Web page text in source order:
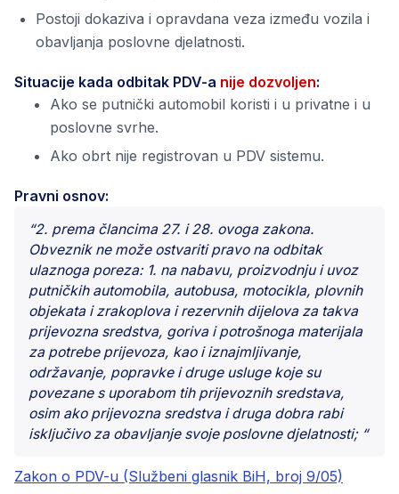
Postoji dokaziva i opravdana veza između vozila i
obavljanja poslovne djelatnosti.
Situacije kada odbitak PDV-a nije dozvoljen:
Ako se putnički automobil koristi i u privatne i u
poslovne svrhe.
Ako obrt nije registrovan u PDV sistemu.
Pravni osnov:
“2. prema člancima 27. i 28. ovoga zakona.
Obveznik ne može ostvariti pravo na odbitak
ulaznoga poreza: 1. na nabavu, proizvodnju i uvoz
putničkih automobila, autobusa, motocikla, plovnih
objekata i zrakoplova i rezervnih dijelova za takva
prijevozna sredstva, goriva i potrošnoga materijala
za potrebe prijevoza, kao i iznajmljivanje,
održavanje, popravke i druge usluge koje su
povezane s uporabom tih prijevoznih sredstava,
osim ako prijevozna sredstva i druga dobra rabi
isključivo za obavljanje svoje poslovne djelatnosti; “
Zakon o PDV-u (Službeni glasnik BiH, broj 9/05)